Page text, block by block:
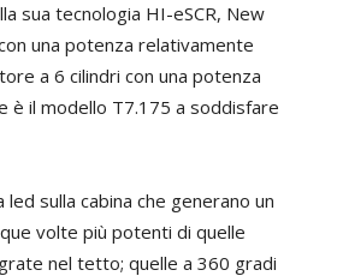
sua tecnologia HI-eSCR, New
una potenza relativamente
a 6 cilindri con una potenza
è il modello T7.175 a soddisfare
sulla cabina che generano un
volte più potenti di quelle
nel tetto; quelle a 360 gradi